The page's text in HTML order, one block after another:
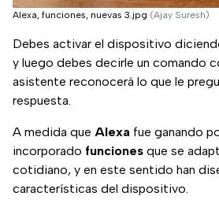
Alexa, funciones, nuevas 3.jpg (Ajay Suresh)
Debes activar el dispositivo
y luego debes decirle un comando
asistente reconocerá lo que le
respuesta.
A medida que Alexa fue ganando
incorporado funciones que se
cotidiano, y en este sentido han
características del dispositivo.